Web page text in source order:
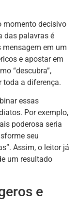
momento decisivo
das palavras é
em um
e apostar em
“descubra”,
toda a diferença.
essas
Por exemplo,
poderosa seria
seu
Assim, o leitor já
um resultado
e